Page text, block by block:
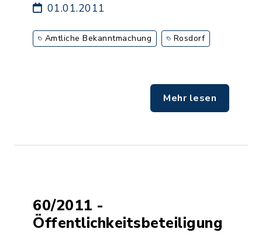
01.01.2011
Amtliche Bekanntmachung Rosdorf
Mehr lesen
60/2011 -
Öffentlichkeitsbeteiligung